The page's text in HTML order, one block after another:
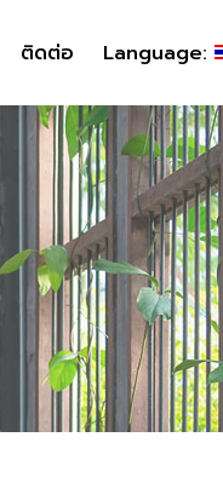
ติดต่อ Language:
ติดต่อ Language: